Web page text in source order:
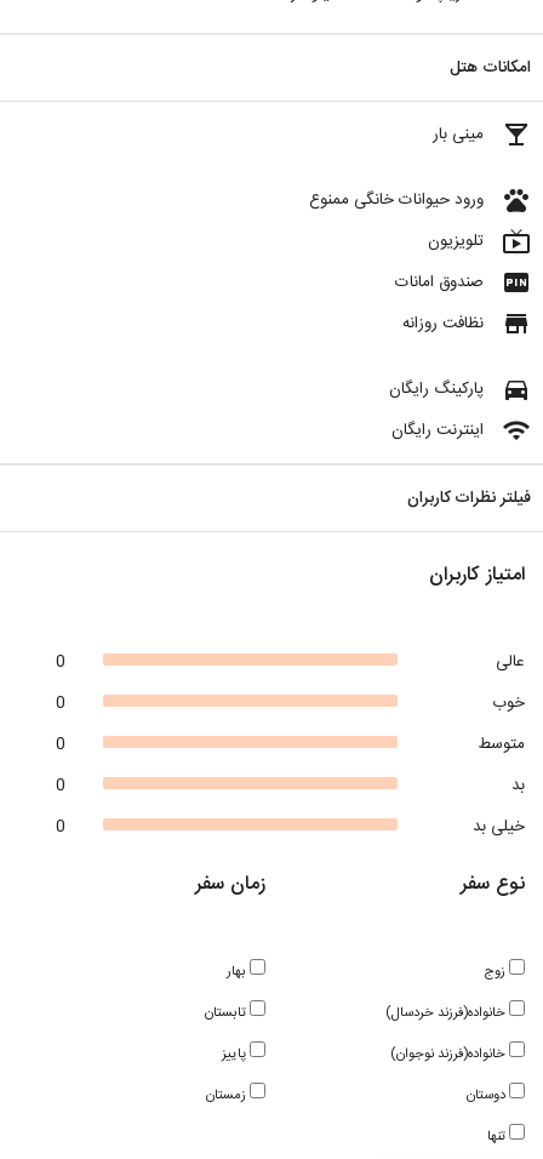
امکانات هتل
local_bar مینی بار
pets ورود حیوانات خانگی ممنوع
live_tv تلویزیون
fiber_pin صندوق امانات
store نظافت روزانه
directions_car پارکینگ رایگان
wifi اینترنت رایگان
فیلتر نظرات کاربران
امتیاز کاربران
0
عالی
0
خوب
0
متوسط
0
بد
0
خیلی بد
زمان سفر
بهار
تابستان
پاییز
زمستان
نوع سفر
زوج
خانواده(فرزند خردسال)
خانواده(فرزند نوجوان)
دوستان
تنها